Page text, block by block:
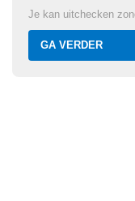
Je kan uitchecken
GA VERDER